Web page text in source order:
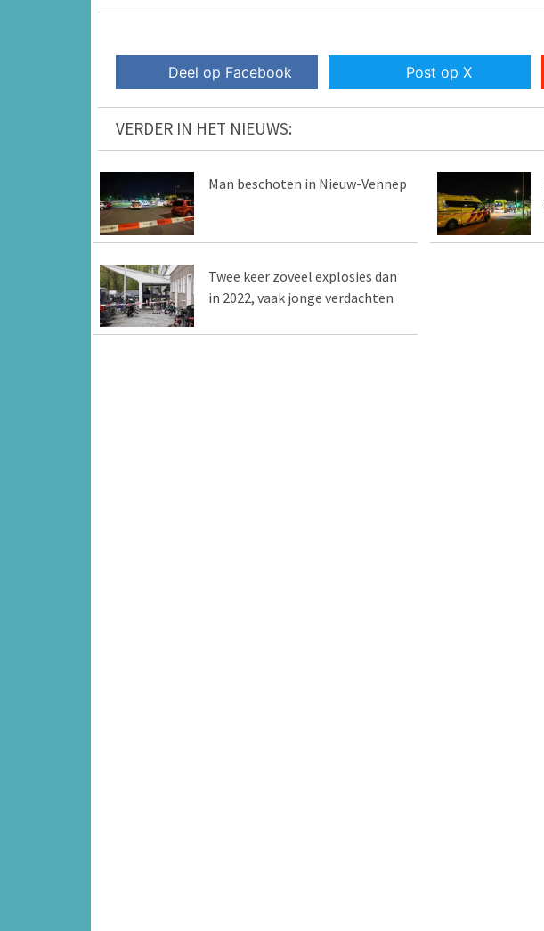
Deel op Facebook Post op X
VERDER IN HET NIEUWS:
Man beschoten in Nieuw-Vennep
Twee keer zoveel explosies dan
in 2022, vaak jonge verdachten